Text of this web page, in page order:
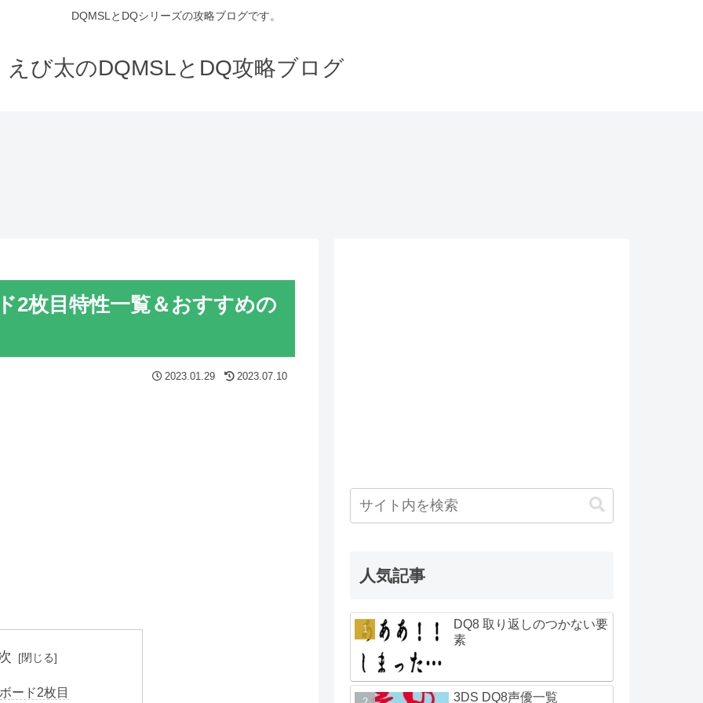
DQMSLとDQシリーズの攻略ブログです。
えび太のDQMSLとDQ攻略ブログ
2枚目特性一覧＆おすすめの
2023.01.29 2023.07.10
ード2枚目
人気記事
DQ8 取り返しのつかない要
素
3DS DQ8声優一覧